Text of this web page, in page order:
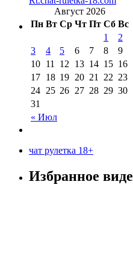
Август 2026
Пн Вт Ср Чт Пт Сб Вс
« Июл
1
2
3
4 5 6 7 8
9
10 11 12 13 14 15 16
17 18 19 20 21 22 23
24 25 26 27 28 29 30
31
чат рулетка 18+
Избранное